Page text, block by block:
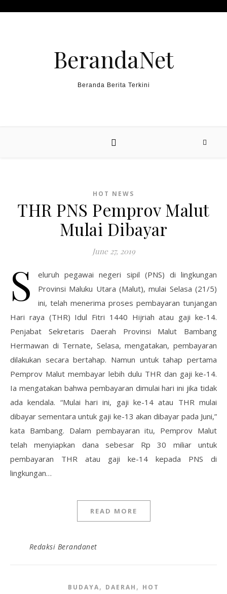
BerandaNet
Beranda Berita Terkini
HOT NEWS
THR PNS Pemprov Malut
Mulai Dibayar
June 27, 2019
S
eluruh pegawai negeri sipil (PNS) di lingkungan
Provinsi Maluku Utara (Malut), mulai Selasa (21/5)
ini, telah menerima proses pembayaran tunjangan
Hari raya (THR) Idul Fitri 1440 Hijriah atau gaji ke-14.
Penjabat Sekretaris Daerah Provinsi Malut Bambang
Hermawan di Ternate, Selasa, mengatakan, pembayaran
dilakukan secara bertahap. Namun untuk tahap pertama
Pemprov Malut membayar lebih dulu THR dan gaji ke-14.
Ia mengatakan bahwa pembayaran dimulai hari ini jika tidak
ada kendala. “Mulai hari ini, gaji ke-14 atau THR mulai
dibayar sementara untuk gaji ke-13 akan dibayar pada Juni,”
kata Bambang. Dalam pembayaran itu, Pemprov Malut
telah menyiapkan dana sebesar Rp 30 miliar untuk
pembayaran THR atau gaji ke-14 kepada PNS di
lingkungan…
READ MORE
Redaksi Berandanet
BUDAYA, DAERAH , HOT